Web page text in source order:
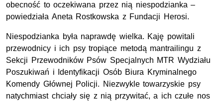
obecność to oczekiwana przez nią niespodzianka –
powiedziała Aneta Rostkowska z Fundacji Herosi.
Niespodzianka była naprawdę wielka. Kaję powitali
przewodnicy i ich psy tropiące metodą mantrailingu z
Sekcji Przewodników Psów Specjalnych MTR Wydziału
Poszukiwań i Identyfikacji Osób Biura Kryminalnego
Komendy Głównej Policji. Niezwykle towarzyskie psy
natychmiast chciały się z nią przywitać, a ich czułe nos